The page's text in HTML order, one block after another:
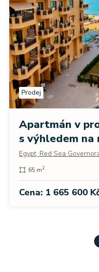
Prodej
Apartmán v
s výhledem na
Egypt, Red Sea
65 m2
Cena: 1 665 600